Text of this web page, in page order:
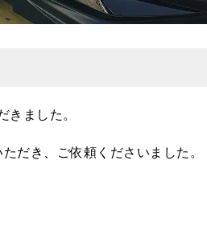
ました。
だき、ご依頼くださいました。